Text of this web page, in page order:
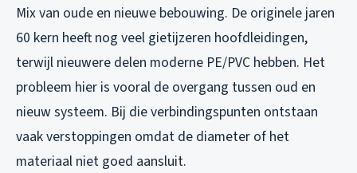
Mix van oude en nieuwe bebouwing. De originele jaren
60 kern heeft nog veel gietijzeren hoofdleidingen,
terwijl nieuwere delen moderne PE/PVC hebben. Het
probleem hier is vooral de overgang tussen oud en
nieuw systeem. Bij die verbindingspunten ontstaan
vaak verstoppingen omdat de diameter of het
materiaal niet goed aansluit.